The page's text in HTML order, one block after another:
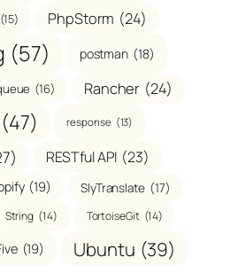
(15) PhpStorm (24)
(57) postman (18)
(16) Rancher (24)
(47) response (13)
RESTful API (23)
(19) SlyTranslate (17)
String (14) TortoiseGit (14)
(19) Ubuntu (39)